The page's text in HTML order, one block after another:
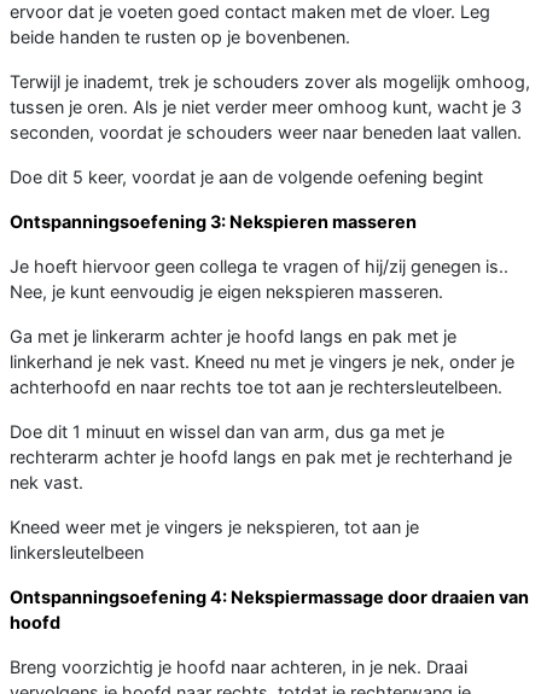
ervoor dat je voeten goed contact maken met de vloer. Leg
beide handen te rusten op je bovenbenen.
Terwijl je inademt, trek je schouders zover als mogelijk omhoog,
tussen je oren. Als je niet verder meer omhoog kunt, wacht je 3
seconden, voordat je schouders weer naar beneden laat vallen.
Doe dit 5 keer, voordat je aan de volgende oefening begint
Ontspanningsoefening 3: Nekspieren masseren
Je hoeft hiervoor geen collega te vragen of hij/zij genegen is..
Nee, je kunt eenvoudig je eigen nekspieren masseren.
Ga met je linkerarm achter je hoofd langs en pak met je
linkerhand je nek vast. Kneed nu met je vingers je nek, onder je
achterhoofd en naar rechts toe tot aan je rechtersleutelbeen.
Doe dit 1 minuut en wissel dan van arm, dus ga met je
rechterarm achter je hoofd langs en pak met je rechterhand je
nek vast.
Kneed weer met je vingers je nekspieren, tot aan je
linkersleutelbeen
Ontspanningsoefening 4: Nekspiermassage door draaien van
hoofd
Breng voorzichtig je hoofd naar achteren, in je nek. Draai